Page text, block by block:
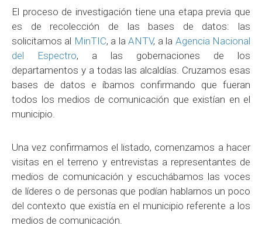
El proceso de investigación tiene una etapa previa que
es de recolección de las bases de datos: las
solicitamos al MinTIC, a laANTV, a la Agencia Nacional
del Espectro, a las gobernaciones de los
departamentos y a todas las alcaldías. Cruzamos esas
bases de datos e íbamos confirmando que fueran
todos los medios de comunicación que existían en el
municipio.
Una vez confirmamos el listado, comenzamos a hacer
visitas en el terreno y entrevistas a representantes de
medios de comunicación y escuchábamos las voces
de líderes o de personas que podían hablarnos un poco
del contexto que existía en el municipio referente a los
medios de comunicación.